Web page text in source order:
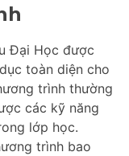
Đại Học được
toàn diện cho
trình thường
các kỹ năng
lớp học.
trình bao